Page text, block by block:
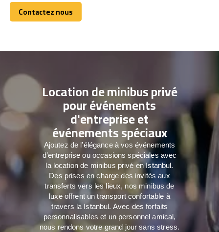
Contactez nous
Contactez nous
Location de minibus privé
pour événements
d'entreprise et
événements spéciaux
Ajoutez de l’élégance à vos événements
d’entreprise ou occasions spéciales avec
la location de minibus privé en Istanbul.
Des prises en charge des invités aux
transferts vers les lieux, nos minibus de
luxe offrent un transport confortable à
travers la Istanbul. Avec des forfaits
personnalisables et un personnel amical,
nous rendons votre grand jour sans stress.